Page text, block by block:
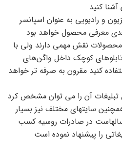
کنید
و رادیویی به عنوان اسپانسر
معرفی محصول خواهد بود
نقش مهمی دارند ولی با
تابلوهای کوچک داخل واگن‌های
کنید مقرون به صرفه تر خواهد
آن را می توان مشخص کرد
سایتهای مختلف نیز بسیار
در صادرات روسیه کسب
را پیشنهاد نموده است